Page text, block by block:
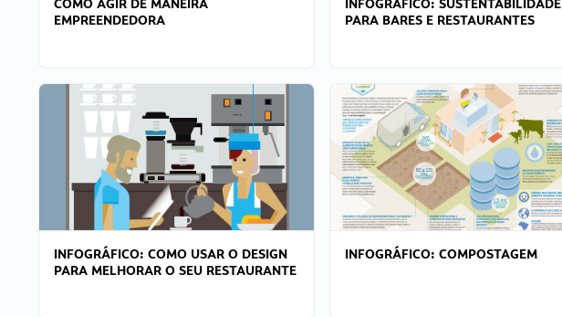
COMO AGIR DE MANEIRA
EMPREENDEDORA
INFOGRÁFICO: SUSTENTABILIDADE
PARA BARES E RESTAURANTES
INFOGRÁFICO: COMO USAR O DESIGN
PARA MELHORAR O SEU RESTAURANTE
INFOGRÁFICO: COMPOSTAGEM